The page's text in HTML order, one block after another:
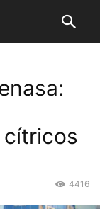
4416